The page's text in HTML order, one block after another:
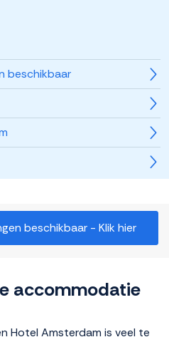
beschikbaar
beschikbaar - Klik hier
accommodatie
Hotel Amsterdam is veel te